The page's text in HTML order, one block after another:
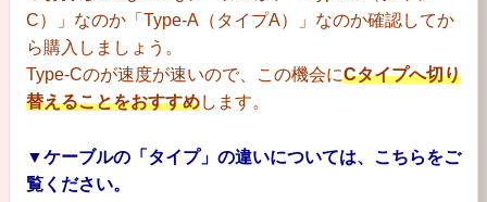
C）」なのか「Type-A（タイプA）」なのか確認してか
ら購入しましょう。
Type-Cのが速度が速いので、この機会にCタイプへ切り
替えることをおすすめします。
▼ケーブルの「タイプ」の違いについては、 こちらをご
覧ください。